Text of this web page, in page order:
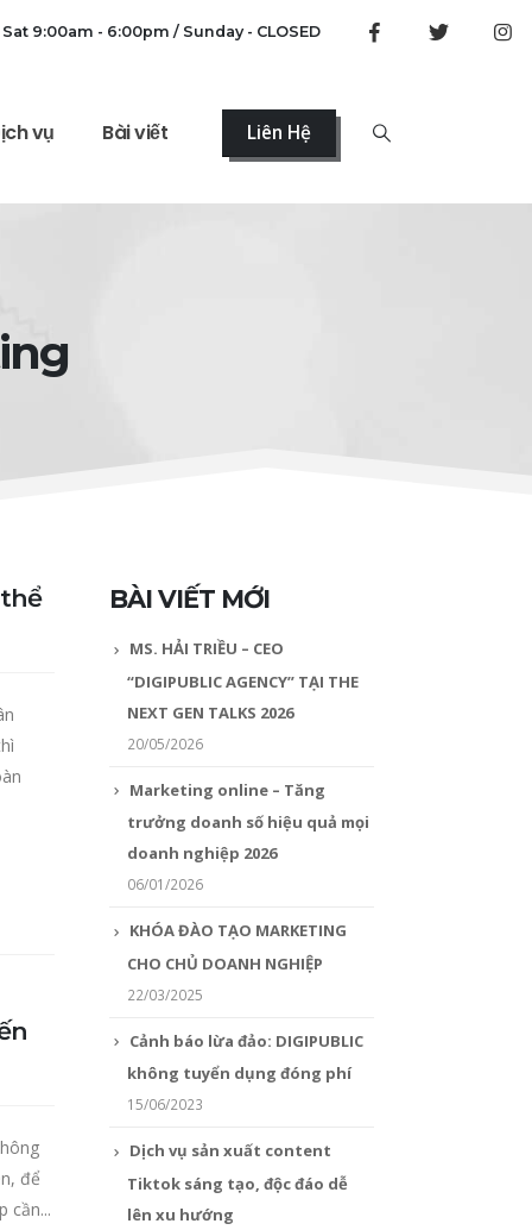
9:00am - 6:00pm / Sunday - CLOSED
vụ Bài viết Liên Hệ
để
cần...
BÀI VIẾT MỚI
MS. HẢI TRIỀU – CEO
“DIGIPUBLIC AGENCY” TẠI THE
NEXT GEN TALKS 2026
20/05/2026
Marketing online – Tăng
trưởng doanh số hiệu quả mọi
doanh nghiệp 2026
06/01/2026
KHÓA ĐÀO TẠO MARKETING
CHO CHỦ DOANH NGHIỆP
22/03/2025
Cảnh báo lừa đảo: DIGIPUBLIC
không tuyển dụng đóng phí
15/06/2023
Dịch vụ sản xuất content
Tiktok sáng tạo, độc đáo dễ
lên xu hướng